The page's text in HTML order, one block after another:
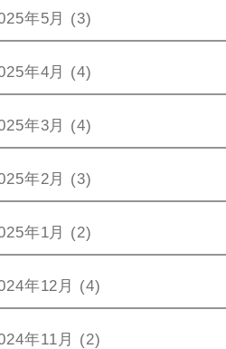
年5月 (3)
年4月 (4)
年3月 (4)
年2月 (3)
年1月 (2)
年12月 (4)
年11月 (2)